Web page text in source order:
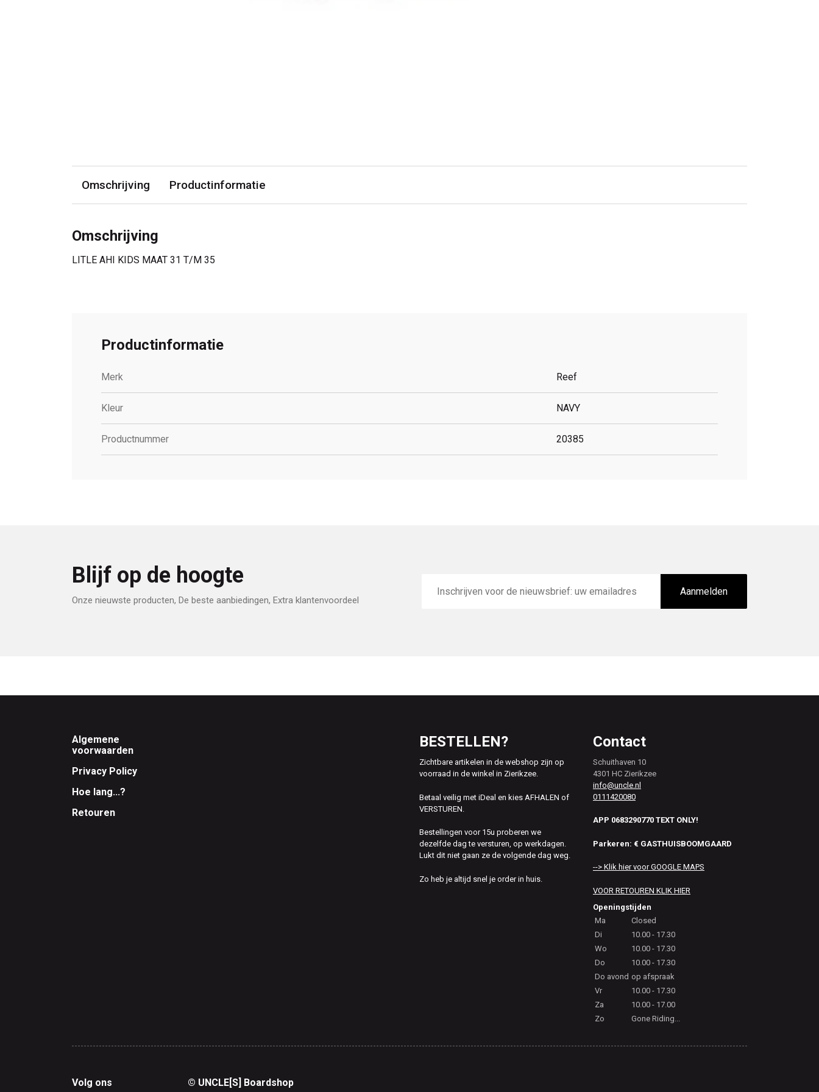
Omschrijving Productinformatie
Omschrijving
LITLE AHI KIDS MAAT 31 T/M 35
Productinformatie
Merk Reef
Kleur NAVY
Productnummer 20385
Blijf op de hoogte
Onze nieuwste producten, De beste aanbiedingen, Extra klantenvoordeel
mailadres
Aanmelden
Footer
Algemene
voorwaarden
Privacy Policy
Hoe lang...?
Retouren
BESTELLEN?
Zichtbare artikelen in de webshop zijn op
voorraad in de winkel in Zierikzee.
Betaal veilig met iDeal en kies AFHALEN of
VERSTUREN.
Bestellingen voor 15u proberen we
dezelfde dag te versturen, op werkdagen.
Lukt dit niet gaan ze de volgende dag weg.
Zo heb je altijd snel je order in huis.
Contact
Schuithaven 10
4301 HC Zierikzee
info@uncle.nl
0111420080
APP 0683290770 TEXT ONLY!
Parkeren: € GASTHUISBOOMGAARD
--> Klik hier voor GOOGLE MAPS
VOOR RETOUREN KLIK HIER
Openingstijden
Ma
Closed
Di
10.00 - 17.30
Wo
10.00 - 17.30
Do
10.00 - 17.30
Do avond op afspraak
Vr
10.00 - 17.30
Za
10.00 - 17.00
Zo
Gone Riding...
Volg ons © UNCLE[S] Boardshop